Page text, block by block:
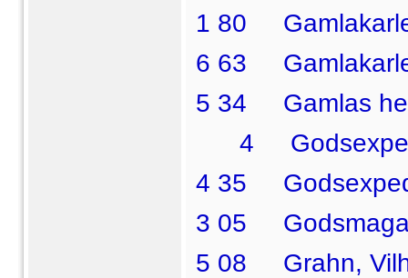
1 80
6 63
5 34 Gamlas
4
4 35
3 05
5 08 Grahn,